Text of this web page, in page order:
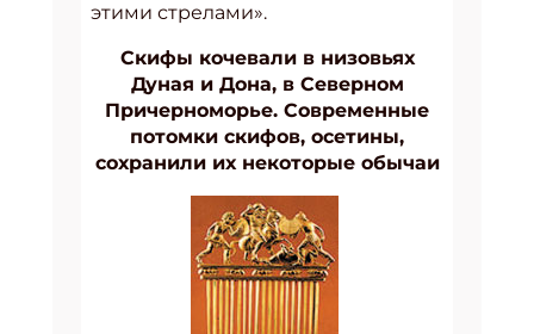
этими стрелами».
Скифы кочевали в низовьях
Дуная и Дона, в Северном
Причерноморье. Современные
потомки скифов, осетины,
сохранили их некоторые обычаи